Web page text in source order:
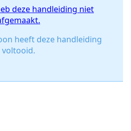
deze handleiding niet
heeft deze handleiding
voltooid.